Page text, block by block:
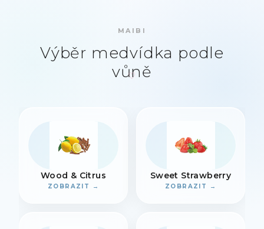
MAIBI
Výběr medvídka podle
vůně
Wood & Citrus
ZOBRAZIT →
Sweet Strawberry
ZOBRAZIT →